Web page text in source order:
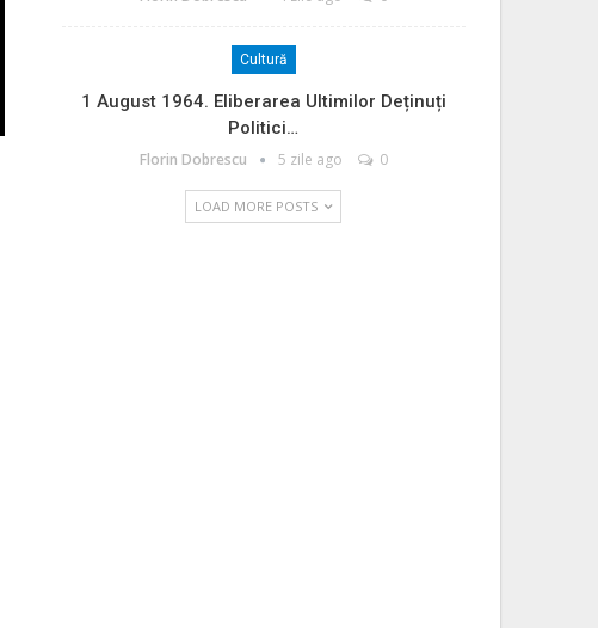
Cultură
1 August 1964. Eliberarea Ultimilor Deținuți
Politici…
Florin Dobrescu 5 zile ago 0
LOAD MORE POSTS